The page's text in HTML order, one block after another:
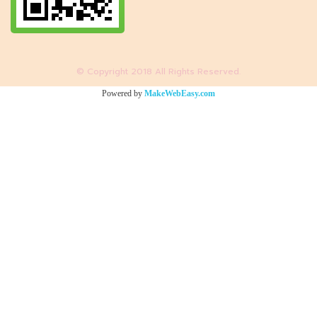
© Copyright 2018 All Rights Reserved.
Powered by MakeWebEasy.com